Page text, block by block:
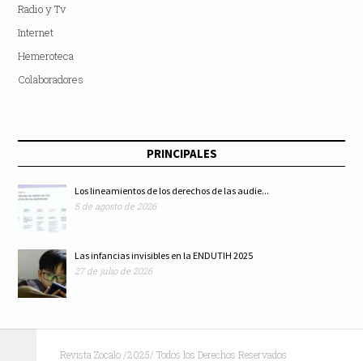
Radio y Tv
Internet
Hemeroteca
Colaboradores
PRINCIPALES
Los lineamientos de los derechos de las audie...
5 de agosto de 2026
Las infancias invisibles en la ENDUTIH 2025
27 de julio de 2026
Revista Zocalo /2025/ Todos los Derechos Reservados